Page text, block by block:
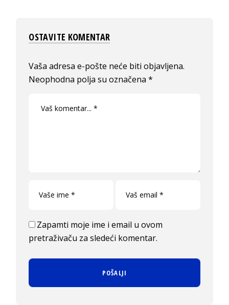
OSTAVITE KOMENTAR
Vaša adresa e-pošte neće biti objavljena.
Neophodna polja su označena*
Zapamti moje ime i email u ovom
pretraživaču za sledeći komentar.